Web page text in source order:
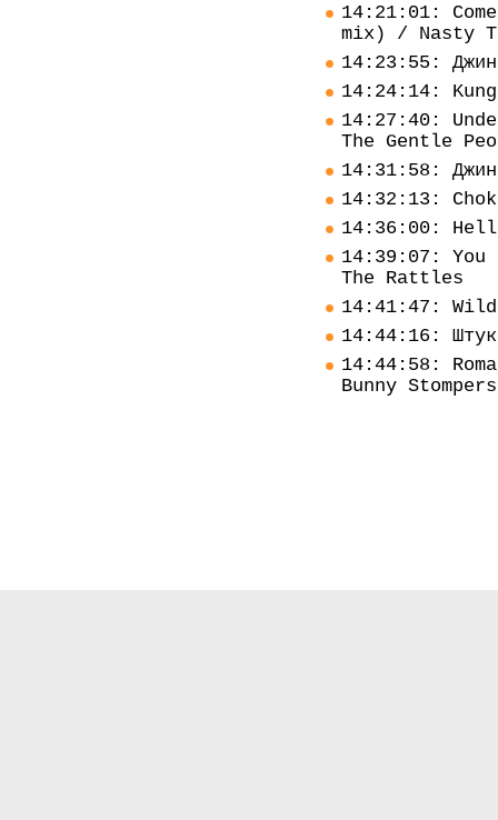
14:21:01:
mix) / Nasty
14:23:55:
14:24:14:
14:27:40:
The Gentle
14:31:58:
14:32:13:
14:36:00:
14:39:07: You
The Rattles
14:41:47:
14:44:16:
14:44:58:
Bunny Stompers